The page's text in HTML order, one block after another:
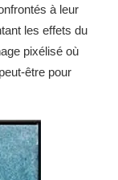
à leur
les effets du
pixélisé où
être pour